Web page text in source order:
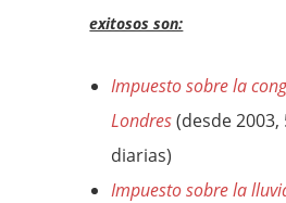
exitosos son:
Impuesto sobre la
Londres(desde
diarias)
Impuesto sobre la